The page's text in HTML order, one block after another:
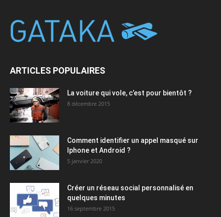
ARTICLES POPULAIRES
La voiture qui vole, c’est pour bientôt ?
8 décembre 2015
Comment identifier un appel masqué sur
Iphone et Android ?
5 janvier 2020
Créer un réseau social personnalisé en
quelques minutes
16 septembre 2015